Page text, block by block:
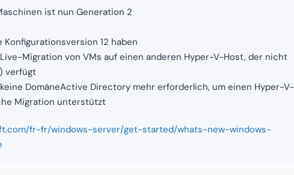
ist nun Generation 2
12 haben
Migration von VMs auf einen anderen Hyper-V-Host, der nicht
verfügt
DomäneActive Directory mehr erforderlich, um einen Hyper-V-
Migration unterstützt
fr-fr/windows-server/get-started/whats-new-windows-